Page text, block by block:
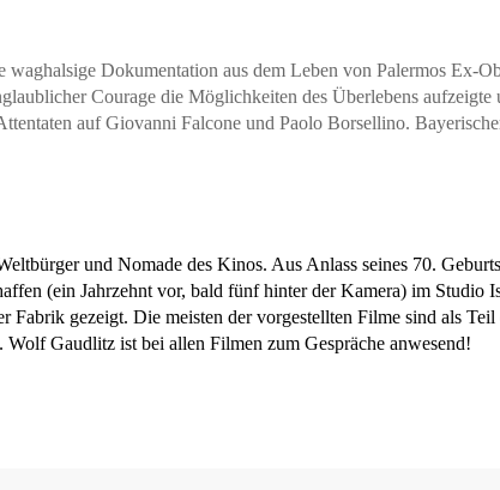
waghalsigeDokumentation aus dem Leben von PalermosEx-
r Courage die Möglichkeiten des Überlebens
auf Giovanni Falcone und Paolo Borsellino.
und Nomade des Kinos. Aus Anlass seines 70.
(ein Jahrzehnt vor, bald fünf hinter der Kamera) im Studio
Fabrik gezeigt. Die meisten der vorgestellten Filme sind als
Wolf Gaudlitz ist bei allen Filmen zum Gespräche anwesend!